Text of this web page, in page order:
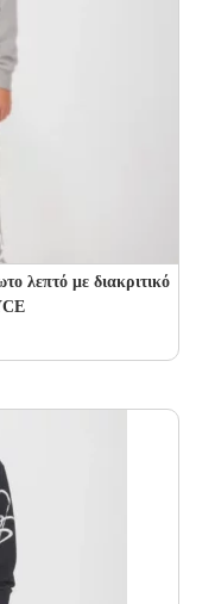
λεπτό με διακριτικό